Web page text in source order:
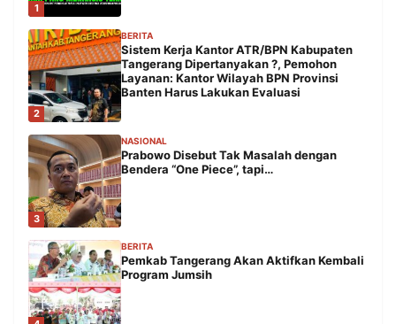
1
2
BERITA
Sistem Kerja Kantor ATR/BPN Kabupaten
Tangerang Dipertanyakan ?, Pemohon
Layanan: Kantor Wilayah BPN Provinsi
Banten Harus Lakukan Evaluasi
3
NASIONAL
Prabowo Disebut Tak Masalah dengan
Bendera “One Piece”, tapi…
BERITA
Pemkab Tangerang Akan Aktifkan Kembali
Program Jumsih